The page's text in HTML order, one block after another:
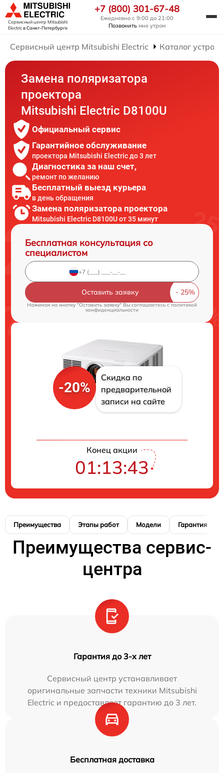
Сервисный центр Mitsubishi
Electricв Санкт-Петербурге
+7 (800) 301-67-48
Ежедневно с 9:00 до 21:00
Позвонить мне утром
Сервисный центр Mitsubishi Electric Каталог
Замена поляризатора
проектора
Mitsubishi Electric D8100U
Официальный сервис
Гарантийное обслуживание
проектора Mitsubishi Electric до 3 лет
Диагностика за наш счет,
ремонт по желанию
Бесплатный выезд курьера
в день обращения
Замена поляризатора проектора
Mitsubishi Electric D8100U от 35 минут
Бесплатная консультация со
специалистом
Оставить заявку
Нажимая на кнопку "Оставить заявку" Вы соглашаетесь c политикой
конфиденциальности
-20%
Скидка по
предварительной
записи на сайте
Конец акции
01:13:42
Преимущества Этапы работ Модели Гарантия
Преимущества сервис-
центра
Гарантия до 3-х лет
Сервисный центр устанавливает
оригинальные запчасти техники Mitsubishi
Electric и предоставляет гарантию до 3 лет.
Бесплатная доставка